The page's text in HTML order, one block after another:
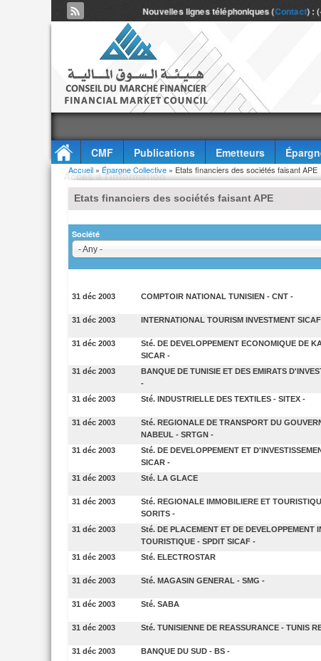
Nouvelles lignes téléphoniques (Contact) :
CMF Publications Emetteurs
Accès à l'information
Vous êtes ici
Accueil » Épargne Collective » Etats financiers des sociétés faisant APE
Etats financiers des sociétés faisant APE
Société
- Any -
31 déc 2003 COMPTOIR NATIONAL TUNISIEN - CNT -
31 déc 2003 INTERNATIONAL TOURISM INVESTMENT
31 déc 2003
Sté. DE DEVELOPPEMENT ECONOMIQUE DE
SICAR -
31 déc 2003
BANQUE DE TUNISIE ET DES EMIRATS
-
31 déc 2003 Sté. INDUSTRIELLE DES TEXTILES - SITEX -
31 déc 2003
Sté. REGIONALE DE TRANSPORT DU
NABEUL - SRTGN -
31 déc 2003
Sté. DE DEVELOPPEMENT ET
SICAR -
31 déc 2003 Sté. LA GLACE
31 déc 2003
Sté. REGIONALE IMMOBILIERE ET
SORITS -
31 déc 2003
Sté. DE PLACEMENT ET DE DEVELOPPEMENT
TOURISTIQUE - SPDIT SICAF -
31 déc 2003 Sté. ELECTROSTAR
31 déc 2003 Sté. MAGASIN GENERAL - SMG -
31 déc 2003 Sté. SABA
31 déc 2003 Sté. TUNISIENNE DE REASSURANCE - TUNIS
31 déc 2003 BANQUE DU SUD - BS -